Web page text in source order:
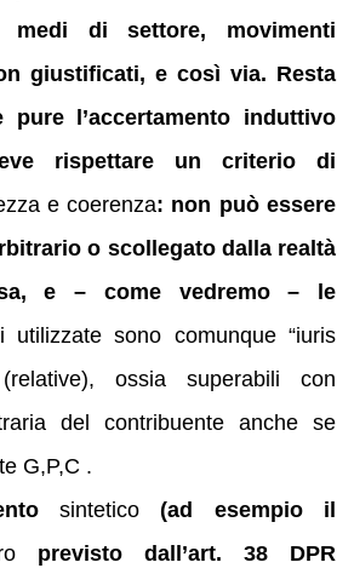
medi di settore, movimenti
giustificati, e così via. Resta
pure l’accertamento induttivo
rispettare un criterio di
e coerenza: non può essere
o scollegato dalla realtà
e – come vedremo – le
utilizzate sono comunque “iuris
(relative), ossia superabili con
del contribuente anche se
G,P,C .
sintetico(ad esempio il
previsto dall’art. 38 DPR